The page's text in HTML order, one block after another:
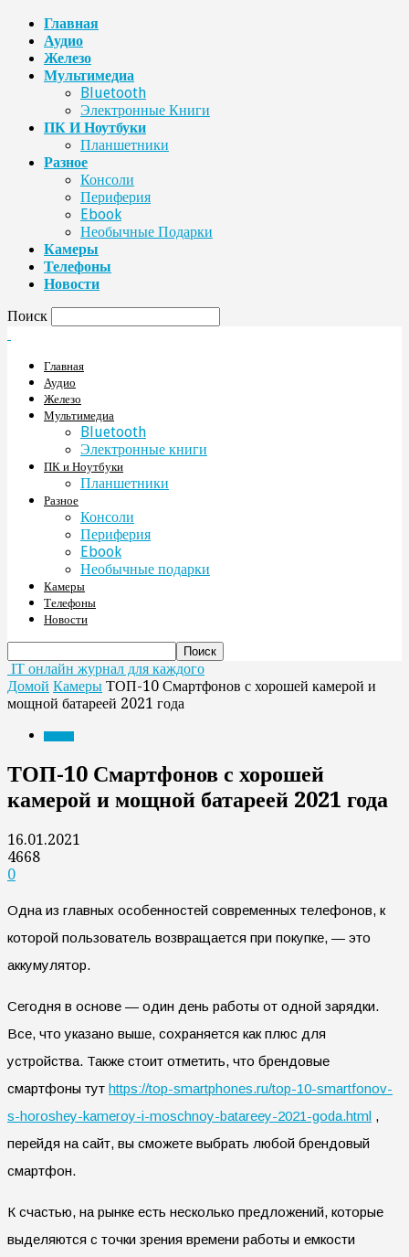
Главная
Аудио
Железо
Мультимедиа
Bluetooth
Электронные Книги
ПК И Ноутбуки
Планшетники
Разное
Консоли
Периферия
Ebook
Необычные Подарки
Камеры
Телефоны
Новости
Поиск
Главная
Аудио
Железо
Мультимедиа
Bluetooth
Электронные книги
ПК и Ноутбуки
Планшетники
Разное
Консоли
Периферия
Ebook
Необычные подарки
Камеры
Телефоны
Новости
IT онлайн журнал для каждого
Домой Камеры ТОП-10 Смартфонов с хорошей камерой и
мощной батареей 2021 года
ТОП-10 Смартфонов с хорошей
камерой и мощной батареей 2021 года
16.01.2021
4668
0
Одна из главных особенностей современных телефонов, к
которой пользователь возвращается при покупке, — это
аккумулятор.
Сегодня в основе — один день работы от одной зарядки.
Все, что указано выше, сохраняется как плюс для
устройства. Также стоит отметить, что брендовые
смартфоны тут https://top-smartphones.ru/top-10-smartfonov-
s-horoshey-kameroy-i-moschnoy-batareey-2021-goda.html ,
перейдя на сайт, вы сможете выбрать любой брендовый
смартфон.
К счастью, на рынке есть несколько предложений, которые
выделяются с точки зрения времени работы и емкости